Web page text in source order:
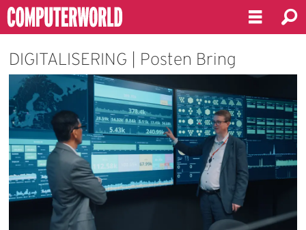
DIGITALISERING | Posten Bring